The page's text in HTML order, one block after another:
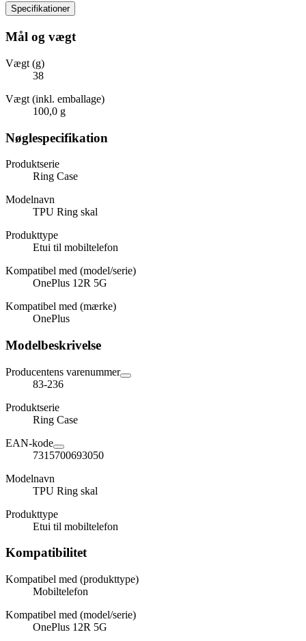
Specifikationer
Mål og vægt
Vægt (g)
38
Vægt (inkl. emballage)
100,0 g
Nøglespecifikation
Produktserie
Ring Case
Modelnavn
TPU Ring skal
Produkttype
Etui til mobiltelefon
Kompatibel med (model/serie)
OnePlus 12R 5G
Kompatibel med (mærke)
OnePlus
Modelbeskrivelse
Producentens varenummer
83-236
Produktserie
Ring Case
EAN-kode
7315700693050
Modelnavn
TPU Ring skal
Produkttype
Etui til mobiltelefon
Kompatibilitet
Kompatibel med (produkttype)
Mobiltelefon
Kompatibel med (model/serie)
OnePlus 12R 5G